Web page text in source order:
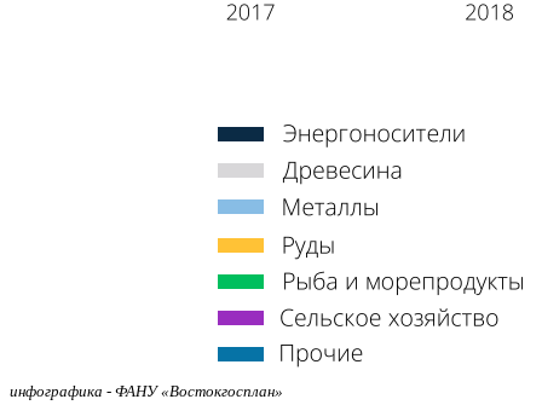
инфографика - ФАНУ «Востокгосплан»